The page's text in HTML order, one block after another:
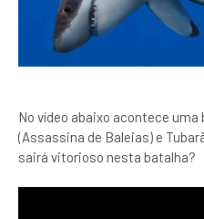
No vídeo abaixo acontece
(Assassina de Baleias) e
sairá vitorioso nesta batalha?